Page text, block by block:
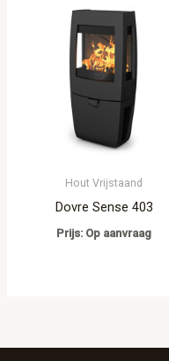
Hout Vrijstaand
Dovre Sense 403
Prijs: Op aanvraag